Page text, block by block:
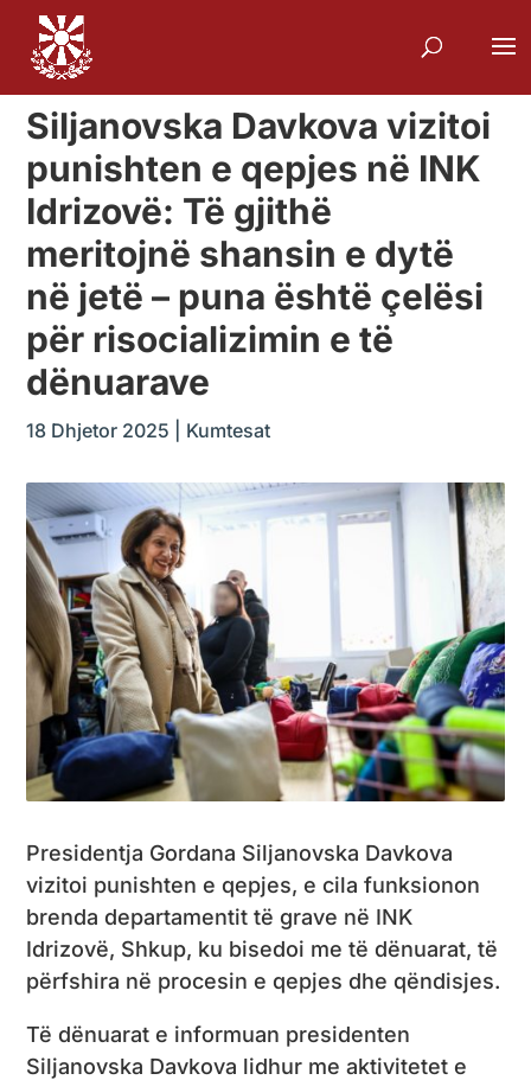
Siljanovska Davkova vizitoi
punishten e qepjes në INK
Idrizovë: Të gjithë
meritojnë shansin e dytë
në jetë – puna është çelësi
për risocializimin e të
dënuarave
18 Dhjetor 2025 Kumtesat
Presidentja Gordana Siljanovska Davkova
vizitoi punishten e qepjes, e cila funksionon
brenda departamentit të grave në INK
Idrizovë, Shkup, ku bisedoi me të dënuarat, të
përfshira në procesin e qepjes dhe qëndisjes.
Të dënuarat e informuan presidenten
Siljanovska Davkova lidhur me aktivitetet e